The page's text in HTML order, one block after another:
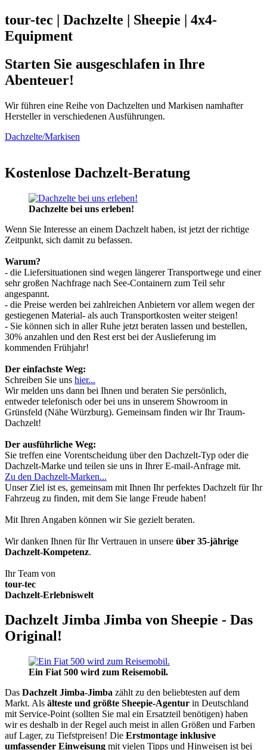
tour-tec | Dachzelte | Sheepie | 4x4-
Equipment
Starten Sie ausgeschlafen in Ihre
Abenteuer!
Wir führen eine Reihe von Dachzelten und Markisen namhafter
Hersteller in verschiedenen Ausführungen.
Dachzelte/Markisen
Kostenlose Dachzelt-Beratung
Dachzelte bei uns erleben!
Wenn Sie Interesse an einem Dachzelt haben, ist jetzt der richtige
Zeitpunkt, sich damit zu befassen.
Warum?
- die Liefersituationen sind wegen längerer Transportwege und einer
sehr großen Nachfrage nach See-Containern zum Teil sehr
angespannt.
- die Preise werden bei zahlreichen Anbietern vor allem wegen der
gestiegenen Material- als auch Transportkosten weiter steigen!
- Sie können sich in aller Ruhe jetzt beraten lassen und bestellen,
30% anzahlen und den Rest erst bei der Auslieferung im
kommenden Frühjahr!
Der einfachste Weg:
Schreiben Sie uns hier...
Wir melden uns dann bei Ihnen und beraten Sie persönlich,
entweder telefonisch oder bei uns in unserem Showroom in
Grünsfeld (Nähe Würzburg). Gemeinsam finden wir Ihr Traum-
Dachzelt!
Der ausführliche Weg:
Sie treffen eine Vorentscheidung über den Dachzelt-Typ oder die
Dachzelt-Marke und teilen sie uns in Ihrer E-mail-Anfrage mit.
Zu den Dachzelt-Marken...
Unser Ziel ist es, gemeinsam mit Ihnen Ihr perfektes Dachzelt für Ihr
Fahrzeug zu finden, mit dem Sie lange Freude haben!
Mit Ihren Angaben können wir Sie gezielt beraten.
Wir danken Ihnen für Ihr Vertrauen in unsere über 35-jährige
Dachzelt-Kompetenz.
Ihr Team von
tour-tec
Dachzelt-Erlebniswelt
Dachzelt Jimba Jimba von Sheepie - Das
Original!
Ein Fiat 500 wird zum Reisemobil.
Das Dachzelt Jimba-Jimba zählt zu den beliebtesten auf dem
Markt. Als älteste und größte Sheepie-Agentur in Deutschland
mit Service-Point (sollten Sie mal ein Ersatzteil benötigen) haben
wir es deshalb in der Regel auch meist in allen Größen und Farben
auf Lager, zu Tiefstpreisen! Die Erstmontage inklusive
umfassender Einweisung mit vielen Tipps und Hinweisen ist bei